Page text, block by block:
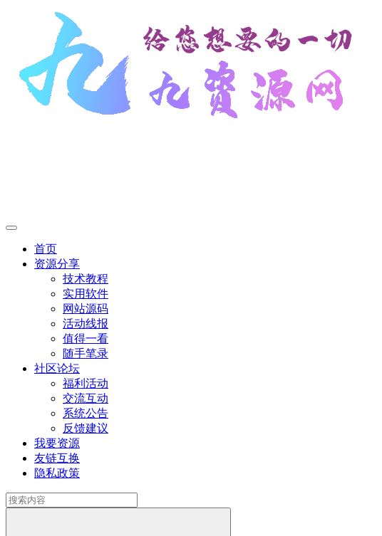
首页
资源分享
技术教程
实用软件
网站源码
活动线报
值得一看
随手笔录
社区论坛
福利活动
交流互动
系统公告
反馈建议
我要资源
友链互换
隐私政策